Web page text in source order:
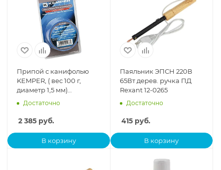
Припой с канифолью
KEMPER, ( вес 100 г,
диаметр 1,5 мм)
B070BS5AC1
Достаточно
2 385 руб.
В корзину
Паяльник ЭПСН 220В
65Вт дерев. ручка ПД
Rexant 12-0265
Достаточно
415руб.
В корзину